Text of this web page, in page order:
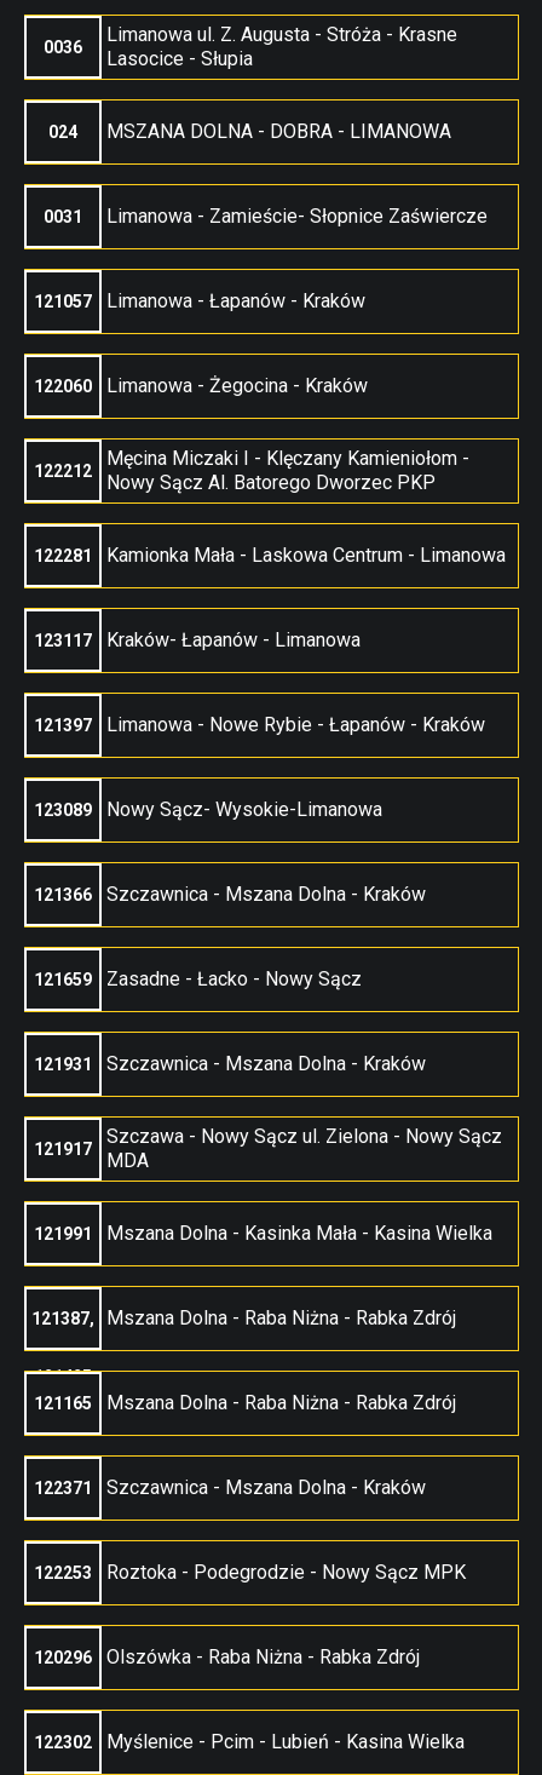
0036
Limanowa ul. Z. Augusta - Stróża - Krasne
Lasocice - Słupia
024 MSZANA DOLNA - DOBRA - LIMANOWA
0031 Limanowa - Zamieście- Słopnice Zaświercze
121057 Limanowa - Łapanów - Kraków
122060 Limanowa - Żegocina - Kraków
122212
Męcina Miczaki I - Klęczany Kamieniołom -
Nowy Sącz Al. Batorego Dworzec PKP
122281 Kamionka Mała - Laskowa Centrum - Limanowa
123117 Kraków- Łapanów - Limanowa
121397 Limanowa - Nowe Rybie - Łapanów - Kraków
123089 Nowy Sącz- Wysokie-Limanowa
121366 Szczawnica - Mszana Dolna - Kraków
121659 Zasadne - Łacko - Nowy Sącz
121931 Szczawnica - Mszana Dolna - Kraków
121917
Szczawa - Nowy Sącz ul. Zielona - Nowy Sącz
MDA
121991 Mszana Dolna - Kasinka Mała - Kasina Wielka
121387,
121425
Mszana Dolna - Raba Niżna - Rabka Zdrój
121165 Mszana Dolna - Raba Niżna - Rabka Zdrój
122371 Szczawnica - Mszana Dolna - Kraków
122253 Roztoka - Podegrodzie - Nowy Sącz MPK
120296 Olszówka - Raba Niżna - Rabka Zdrój
122302 Myślenice - Pcim - Lubień - Kasina Wielka